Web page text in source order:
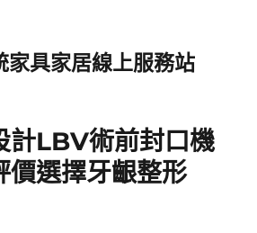
家具家居線上服務站
計LBV術前封口機
價選擇牙齦整形